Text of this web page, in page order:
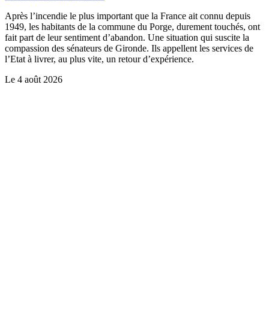
Après l’incendie le plus important que la France ait connu depuis
1949, les habitants de la commune du Porge, durement touchés, ont
fait part de leur sentiment d’abandon. Une situation qui suscite la
compassion des sénateurs de Gironde. Ils appellent les services de
l’Etat à livrer, au plus vite, un retour d’expérience.
Le 4 août 2026